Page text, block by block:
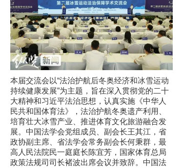
本届交流会以“法治护航后冬奥经济和冰雪运动
持续健康发展”为主题，旨在深入贯彻党的二十
大精神和习近平法治思想，认真实施《中华人
民共和国体育法》，法治护航冬奥遗产利用、
培育壮大冰雪产业、推进体育文化旅游融合发
展。中国法学会党组成员、副会长王其江，省
政协副主席、省法学会常务副会长何秉群，最
高人民法院民一庭庭长陈宜芳，国家体育总局
政策法规司司长褚波出席会议并致辞。中国法